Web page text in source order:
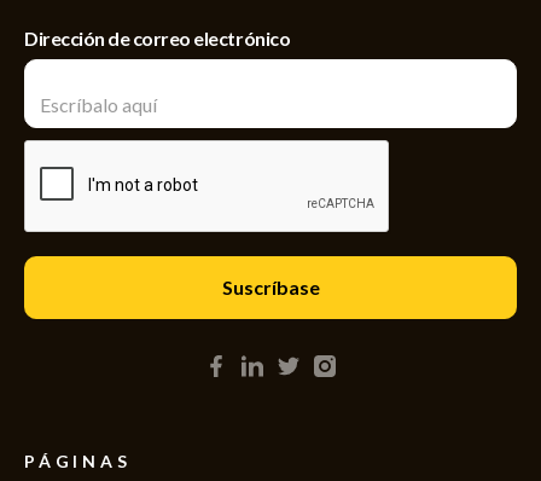
Dirección de correo electrónico
PÁGINAS